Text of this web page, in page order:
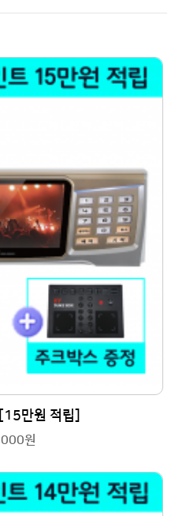
만원 적립]
원